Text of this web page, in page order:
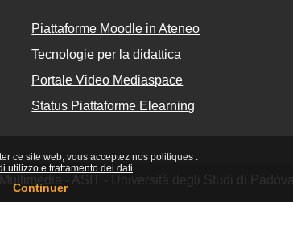
ce site web, vous acceptez nos politiques :
utilizzo e trattamento dei dati
Continuer
Piattaforme Moodle in Ateneo
Tecnologie per la didattica
Portale Video Mediaspace
Status Piattaforme Elearning
- ASIT - Università degli Studi di